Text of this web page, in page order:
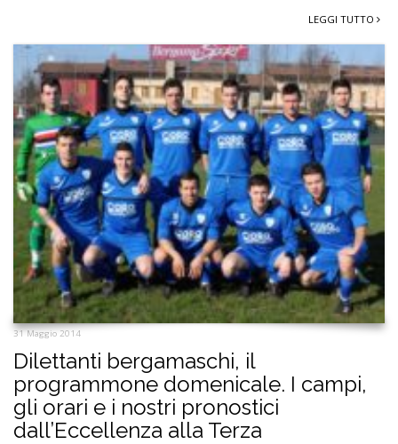
LEGGI TUTTO
31 Maggio 2014
Dilettanti bergamaschi, il
programmone domenicale. I campi,
gli orari e i nostri pronostici
dall’Eccellenza alla Terza